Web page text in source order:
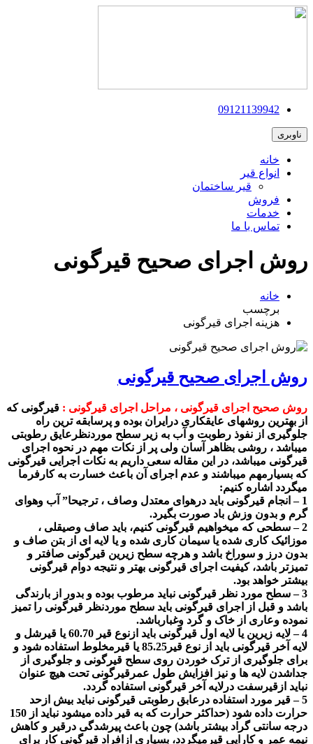
09121139942
ناوبری
خانه
انواع قیر
قیر ساختمان
فروش
خدمات
تماس با ما
روش اجرای صحیح قیرگونی
خانه
برچسب
هزینه اجرای قیرگونی
روش اجرای صحیح قیرگونی
روش صحیح اجرای قیرگونی ، مراحل اجرای قیرگونی : قیرگونی که
از بهترین روشهای عایقکاری درایران بوده و پرسابقه ترین راه
جلوگیری از نفوذ رطوبت و آب به زیر سطح موردنظرعایق رطوبتی
میباشد ، روشی بظاهر آسان ولی پر از نکات مهم در نحوه اجرای
قیرگونی میباشد، در این مقاله سعی داریم به نکات اجرایی قیرگونی
که بسیارمهم میباشند و عدم اجرای آن باعث خسارت به کارفرما
میگردد اشاره کنیم:
1 –
انجام قیرگونی باید درهوای معتدل وصاف ، ترجیحا” آب وهوای
گرم و بدون وزش باد صورت بگیرد.
2 –
سطحی که میخواهیم قیرگونی کنیم، باید صاف وصیقلی ،
موزائیک کاری شده یا سیمان کاری شده و یا لایه ای از بتن صاف و
بدون درز و سوراخ باشد و هرچه سطح زیرین قیرگونی صافتر و
تمیزتر باشد، کیفیت اجرای قیرگونی بهتر و نتیجه دوام قیرگونی
بیشتر خواهد بود.
3 –
سطح مورد نظر قیرگونی نباید مرطوب بوده و بدور از بارندگی
باشد و قبل از اجرای قیرگونی باید سطح موردنظر قیرگونی را تمیز
نموده وعاری از خاک و گرد وغبارباشد.
4 –
لایه زیرین یا لایه اول قیرگونی باید ازنوع قیر 60.70 یا قیرشل و
لایه آخر قیرگونی باید از نوع قیر85.25 یا قیرمخلوط استفاده شود و
برای جلوگیری از ترک خوردن روی سطح قیرگونی و جلوگیری از
جداشدن لایه ها و نیز افزایش طول عمرقیرگونی تحت هیچ عنوان
نباید ازقیرسفت درلایه آخر قیرگونی استفاده گردد.
5 –
قیر مورد استفاده درعابق رطوبتی قیرگونی نباید بیش ازحد
حرارت داده شود (حداکثر حرارت که به قیر داده میشود نباید از 150
درجه سانتی گراد بیشتر باشد) چون باعث پیرشدگی درقیر و کاهش
نیمه عمر و کارایی قیرمیگردد، بسیاری ازافراد قیرگونی کار برای